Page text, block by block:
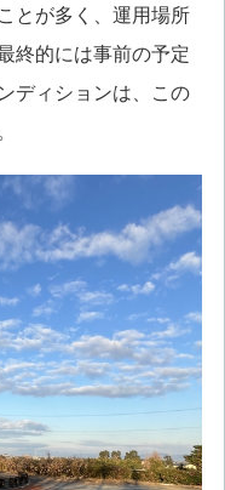
とが多く、運用場所
終的には事前の予定
ディションは、この